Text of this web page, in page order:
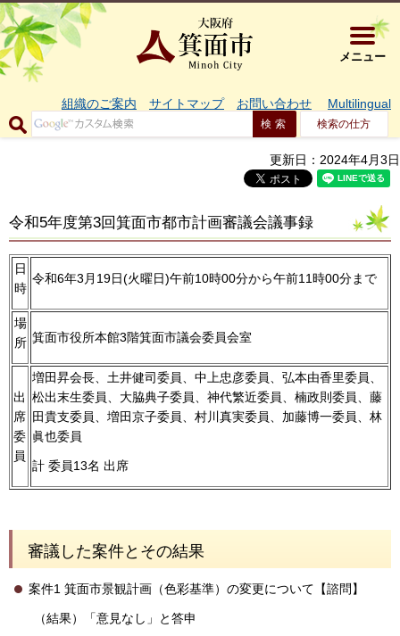
大阪府箕
メニュー
組織のご案内 サイトマップ お問い合わせ Multilingual
検索の仕方
更新日：2024年4月3日
令和5年度第3回箕面市都市計画審議会議事録
日
時
令和6年3月19日(火曜日)午前10時00分から午前11時00分まで
場
所 箕面市役所本館3階箕面市議会委員会室
出
席
委
員
増田昇会長、土井健司委員、中上忠彦委員、弘本由香里委員、
松出末生委員、大脇典子委員、神代繁近委員、楠政則委員、藤
田貴支委員、増田京子委員、村川真実委員、加藤博一委員、林
眞也委員
計 委員13名 出席
審議した案件とその結果
案件1 箕面市景観計画（色彩基準）の変更について【諮問】
（結果）「意見なし」と答申